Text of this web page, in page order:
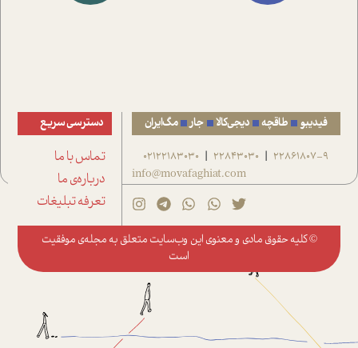
فیدیبو طاقچه دیجی‌کالا جار مگ‌ایران
22861807-9
|
22843030
|
02122183030
info@movafaghiat.com
دسترسی سریع
تماس با ما
درباره‌ی ما
تعرفه تبلیغات
© کلیه حقوق مادی و معنوی این وب‌سایت متعلق به مجله‌ی موفقیت
است